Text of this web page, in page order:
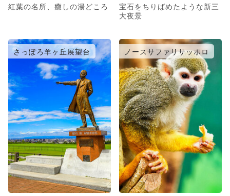
紅葉の名所、癒しの湯どころ
宝石をちりばめたような新三
大夜景
さっぽろ羊ヶ丘展望台 ノースサファリサッポロ